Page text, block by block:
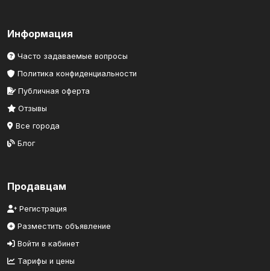
Информация
Часто задаваемые вопросы
Политика конфиденциальности
Публичная оферта
Отзывы
Все города
Блог
Продавцам
Регистрация
Разместить объявление
Войти в кабинет
Тарифы и цены